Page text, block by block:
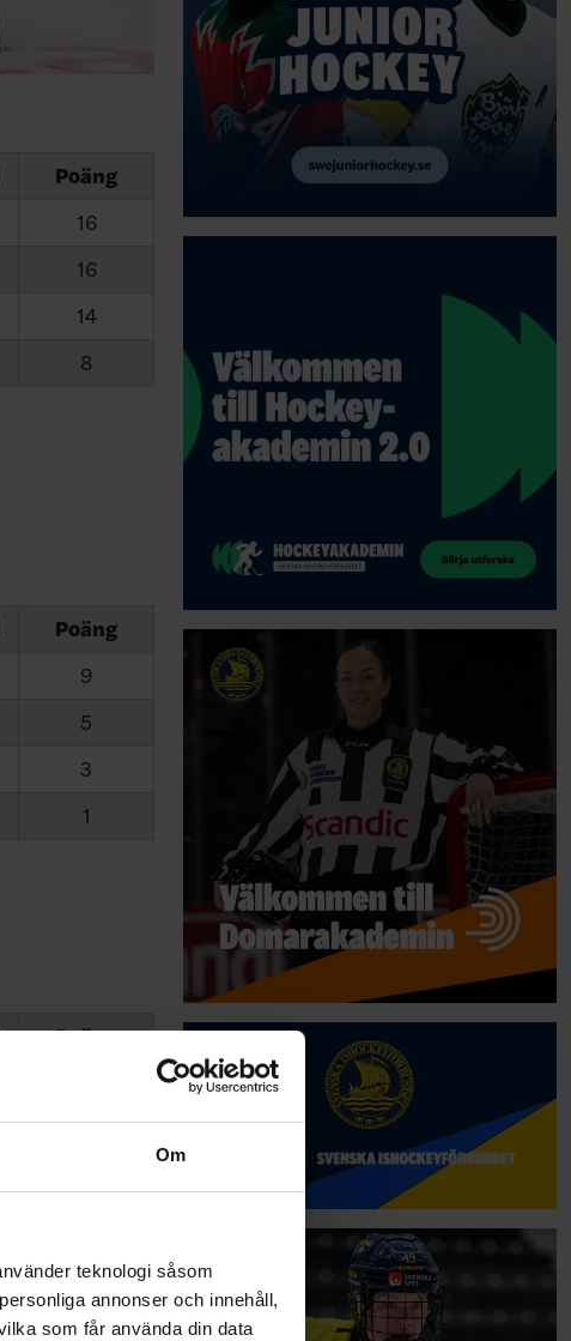
Om
teknologi såsom
annonser och innehåll,
som får använda din data
Poäng
16
16
14
8
Poäng
9
5
3
1
Poäng
5